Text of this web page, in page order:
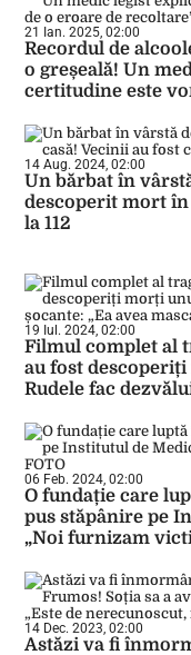
21 Ian. 2025, 02:00
Recordul de
o greșeală! Un
certitudine este
14 Aug. 2024, 02:00
Un bărbat în
descoperit mort în
la 112
19 Iul. 2024, 02:00
Filmul complet al
au fost
Rudele fac
06 Feb. 2024, 02:00
O fundație care
pus stăpânire pe
„Noi furnizam
14 Dec. 2023, 02:00
Astăzi va fi